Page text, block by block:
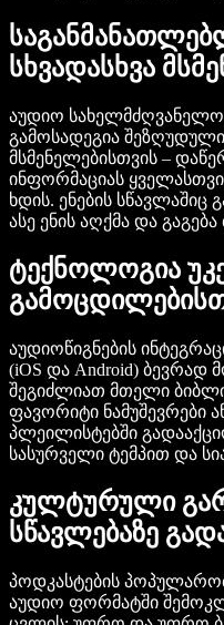
სხვადასხვა
აუდიო
გამოსადეგია
მსმენელებისთვის –
ინფორმაციას
ხდის. ენების სწავლაშიც
ასე ენის აღქმა და
ტექნოლოგია
აუდიოწიგნების
(iOS და Android) ბევრად
შეგიძლიათ მთელი
ფავორიტი ნამუშევრები
პლეილისტებში
სასურველი ტემპით და
კულტურული
სწავლებაზე
პოდკასტების
აუდიო ფორმატში